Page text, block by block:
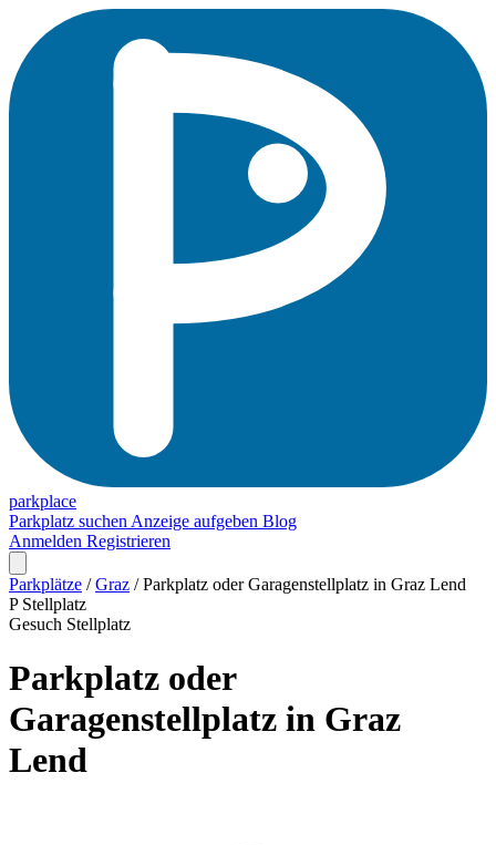
parkplace
Parkplatz suchen Anzeige aufgeben Blog
Anmelden Registrieren
Parkplätze / Graz / Parkplatz oder Garagenstellplatz in Graz Lend
P Stellplatz
Gesuch Stellplatz
Parkplatz oder
Garagenstellplatz in Graz
Lend